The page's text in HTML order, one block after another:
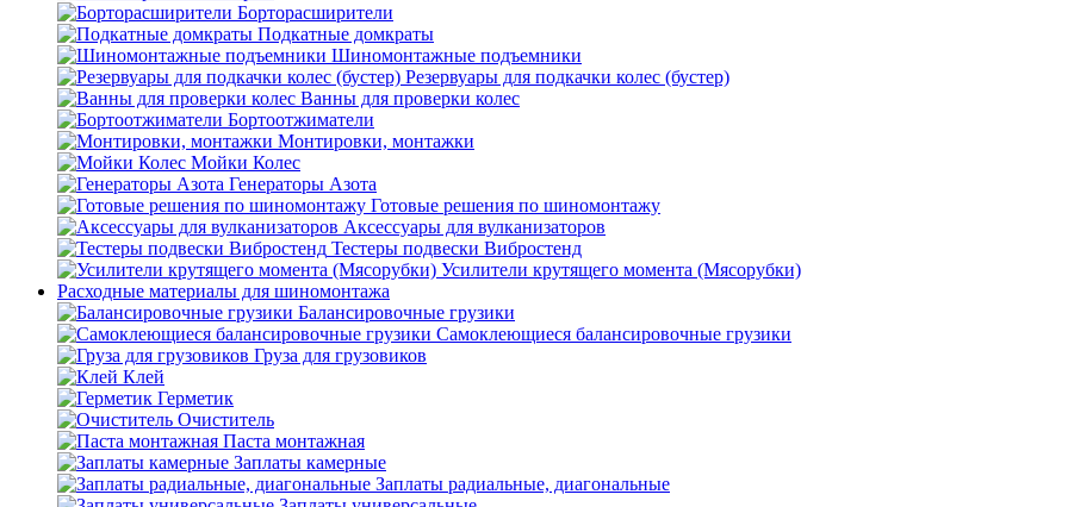
Борторасширители
Подкатные домкраты
Шиномонтажные подъемники
Резервуары для подкачки колес (бустер)
Ванны для проверки колес
Бортоотжиматели
Монтировки, монтажки
Мойки Колес
Генераторы Азота
Готовые решения по шиномонтажу
Аксессуары для вулканизаторов
Тестеры подвески Вибростенд
Усилители крутящего момента (Мясорубки)
Расходные материалы для шиномонтажа
Балансировочные грузики
Самоклеющиеся балансировочные грузики
Груза для грузовиков
Клей
Герметик
Очиститель
Паста монтажная
Заплаты камерные
Заплаты радиальные, диагональные